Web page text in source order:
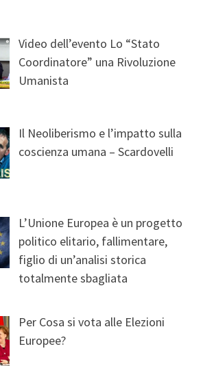
Video dell’evento Lo “Stato
Coordinatore” una Rivoluzione
Umanista
Il Neoliberismo e l’impatto sulla
coscienza umana – Scardovelli
L’Unione Europea è un progetto
politico elitario, fallimentare,
figlio di un’analisi storica
totalmente sbagliata
Per Cosa si vota alle Elezioni
Europee?